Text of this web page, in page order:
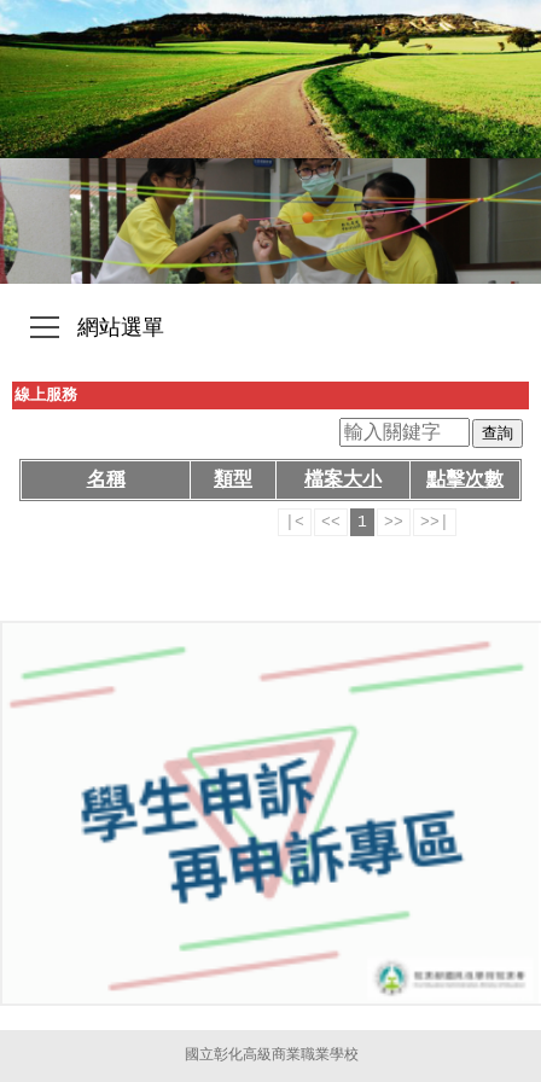
網站選單
線上服務
名稱 類型 檔案大小 點擊次數
|< << 1 >> >>|
國立彰化高級商業職業學校